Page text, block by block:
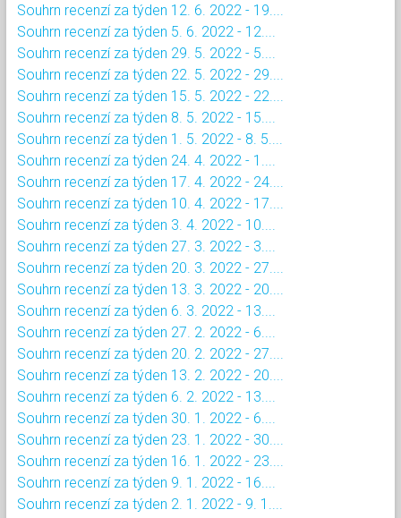
Souhrn recenzí za týden 12. 6. 2022 - 19....
Souhrn recenzí za týden 5. 6. 2022 - 12....
Souhrn recenzí za týden 29. 5. 2022 - 5....
Souhrn recenzí za týden 22. 5. 2022 - 29....
Souhrn recenzí za týden 15. 5. 2022 - 22....
Souhrn recenzí za týden 8. 5. 2022 - 15....
Souhrn recenzí za týden 1. 5. 2022 - 8. 5....
Souhrn recenzí za týden 24. 4. 2022 - 1....
Souhrn recenzí za týden 17. 4. 2022 - 24....
Souhrn recenzí za týden 10. 4. 2022 - 17....
Souhrn recenzí za týden 3. 4. 2022 - 10....
Souhrn recenzí za týden 27. 3. 2022 - 3....
Souhrn recenzí za týden 20. 3. 2022 - 27....
Souhrn recenzí za týden 13. 3. 2022 - 20....
Souhrn recenzí za týden 6. 3. 2022 - 13....
Souhrn recenzí za týden 27. 2. 2022 - 6....
Souhrn recenzí za týden 20. 2. 2022 - 27....
Souhrn recenzí za týden 13. 2. 2022 - 20....
Souhrn recenzí za týden 6. 2. 2022 - 13....
Souhrn recenzí za týden 30. 1. 2022 - 6....
Souhrn recenzí za týden 23. 1. 2022 - 30....
Souhrn recenzí za týden 16. 1. 2022 - 23....
Souhrn recenzí za týden 9. 1. 2022 - 16....
Souhrn recenzí za týden 2. 1. 2022 - 9. 1....